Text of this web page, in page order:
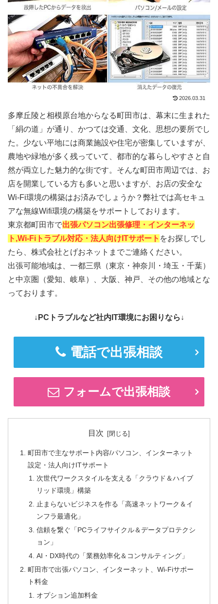
2026.03.31
多摩丘陵と相模原台地からなる町田市は、幕末に生まれた
「絹の道」が通り、かつては交通、文化、思想の要所でし
た。少ない平地には商業施設や住宅が密集していますが、
農地や緑地が多く残っていて、都市的な暮らしやすさと自
然が両立した魅力的な街です。そんな町田市周辺では、お
店を開業している方も多いと思いますが、お店の安全な
Wi-Fi環境の構築はお済みでしょうか？弊社では高セキュ
アな無線Wifi環境の構築をサポートしております。
東京都町田市で出張パソコン出張修理・インターネッ
ト,Wi-Fiトラブル対応・法人向けITサポート をお探しでし
たら、株式会社とげおネットまでご連絡ください。
出張可能地域は、一都三県（東京・神奈川・埼玉・千葉）
と中京圏（愛知、岐阜）、大阪、神戸、その他の地域とな
っております。
↓PCトラブルなど社内IT環境にお困りなら↓
電話で出張相談
フォームで出張相談
目次
町田市で主なサポート内容/パソコン、インターネット
設定・法人向けITサポート
次世代ワークスタイルを支える「クラウド＆ハイブ
リッド環境」構築
止まらないビジネスを作る「高速ネットワーク＆イ
ンフラ最適化」
信頼を繋ぐ「PCライフサイクル＆データプロテクシ
ョン」
AI・DX時代の「業務効率化＆コンサルティング」
町田市で出張パソコン、インターネット、Wi-Fiサポー
ト料金
オプション追加料金